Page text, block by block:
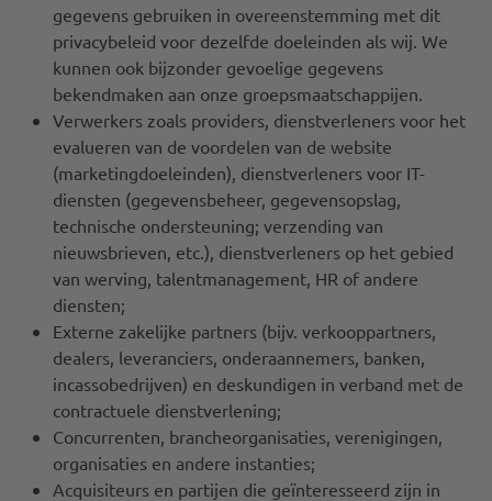
gegevens gebruiken in overeenstemming met dit
privacybeleid voor dezelfde doeleinden als wij. We
kunnen ook bijzonder gevoelige gegevens
bekendmaken aan onze groepsmaatschappijen.
Verwerkers zoals providers, dienstverleners voor het
evalueren van de voordelen van de website
(marketingdoeleinden), dienstverleners voor IT-
diensten (gegevensbeheer, gegevensopslag,
technische ondersteuning; verzending van
nieuwsbrieven, etc.), dienstverleners op het gebied
van werving, talentmanagement, HR of andere
diensten;
Externe zakelijke partners (bijv. verkooppartners,
dealers, leveranciers, onderaannemers, banken,
incassobedrijven) en deskundigen in verband met de
contractuele dienstverlening;
Concurrenten, brancheorganisaties, verenigingen,
organisaties en andere instanties;
Acquisiteurs en partijen die geïnteresseerd zijn in